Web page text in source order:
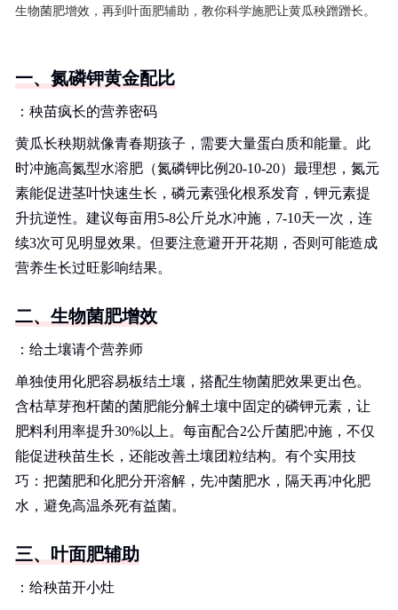
生物菌肥增效，再到叶面肥辅助，教你科学施肥让黄瓜秧蹭蹭长。
一、氮磷钾黄金配比
：秧苗疯长的营养密码
黄瓜长秧期就像青春期孩子，需要大量蛋白质和能量。此
时冲施高氮型水溶肥（氮磷钾比例20-10-20）最理想，氮元
素能促进茎叶快速生长，磷元素强化根系发育，钾元素提
升抗逆性。建议每亩用5-8公斤兑水冲施，7-10天一次，连
续3次可见明显效果。但要注意避开开花期，否则可能造成
营养生长过旺影响结果。
二、生物菌肥增效
：给土壤请个营养师
单独使用化肥容易板结土壤，搭配生物菌肥效果更出色。
含枯草芽孢杆菌的菌肥能分解土壤中固定的磷钾元素，让
肥料利用率提升30%以上。每亩配合2公斤菌肥冲施，不仅
能促进秧苗生长，还能改善土壤团粒结构。有个实用技
巧：把菌肥和化肥分开溶解，先冲菌肥水，隔天再冲化肥
水，避免高温杀死有益菌。
三、叶面肥辅助
：给秧苗开小灶